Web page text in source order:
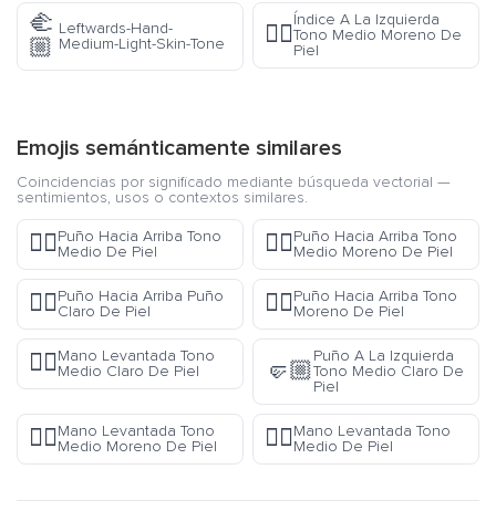
🫲
🏼
Leftwards-Hand-
Medium-Light-Skin-Tone
👈🏾
Índice A La Izquierda
Tono Medio Moreno De
Piel
Emojis semánticamente similares
Coincidencias por significado mediante búsqueda vectorial —
sentimientos, usos o contextos similares.
✊🏽Puño Hacia Arriba Tono
Medio De Piel
✊🏾Puño Hacia Arriba Tono
Medio Moreno De Piel
✊🏻Puño Hacia Arriba Puño
Claro De Piel
✊🏿Puño Hacia Arriba Tono
Moreno De Piel
✋🏼Mano Levantada Tono
Medio Claro De Piel
🤛🏼
Puño A La Izquierda
Tono Medio Claro De
Piel
✋🏾Mano Levantada Tono
Medio Moreno De Piel
✋🏽Mano Levantada Tono
Medio De Piel